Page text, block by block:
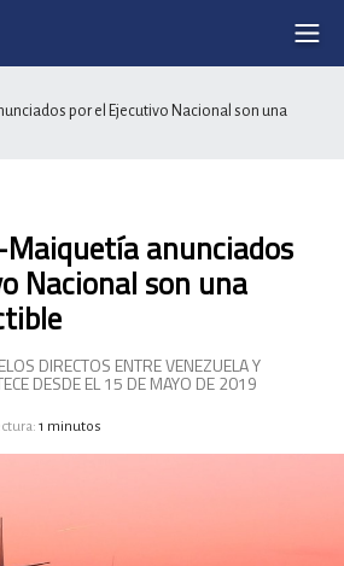
por el Ejecutivo Nacional son una
anunciados
Nacional son una
DIRECTOS ENTRE VENEZUELA Y
DESDE EL 15 DE MAYO DE 2019
1 minutos